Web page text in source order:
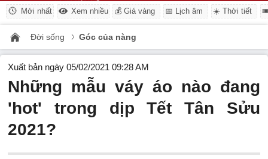
Mới nhất Xem nhiều 💰 Giá vàng 📅 Lịch âm ☀️ Thời tiết
Đời sống Góc của nàng
Xuất bản ngày 05/02/2021 09:28 AM
Những mẫu váy áo nào đang
'hot' trong dịp Tết Tân Sửu
2021?